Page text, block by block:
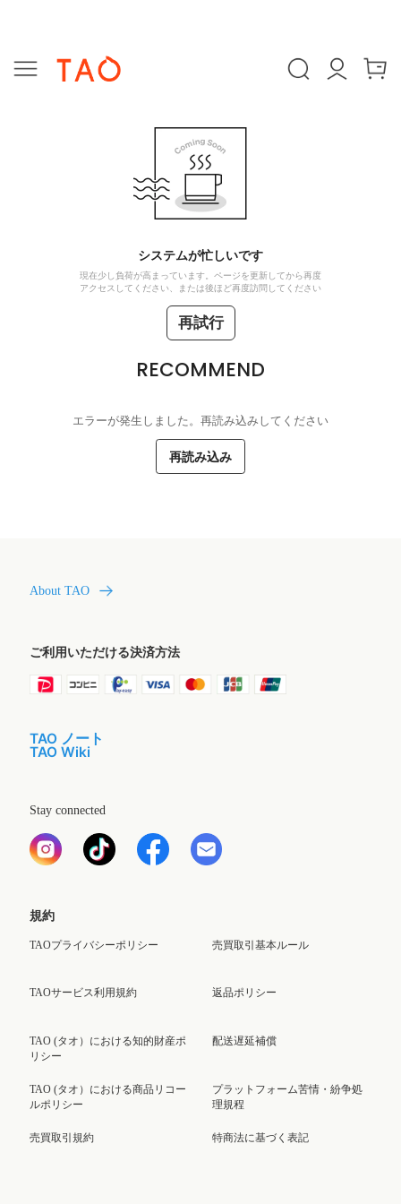
システムが忙しいです
現在少し負荷が高まっています。ページを更新してから再度
アクセスしてください、または後ほど再度訪問してください
再試行
RECOMMEND
エラーが発生しました。再読み込みしてください
再読み込み
About TAO
ご利用いただける決済方法
TAO ノート
TAO Wiki
Stay connected
規約
TAOプライバシーポリシー
TAOサービス利用規約
TAO (タオ）における知的財産ポ
リシー
TAO (タオ）における商品リコー
ルポリシー
売買取引規約
売買取引基本ルール
返品ポリシー
配送遅延補償
プラットフォーム苦情・紛争処
理規程
特商法に基づく表記